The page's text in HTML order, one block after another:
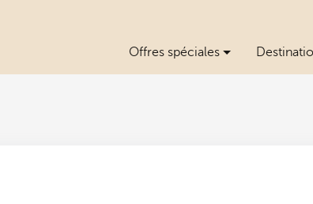
Offres spéciales